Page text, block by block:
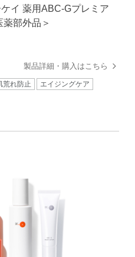
ケイ 薬用ABC-Gプレミア
薬部外品＞
製品詳細・購入はこちら
荒れ防止 エイジングケア